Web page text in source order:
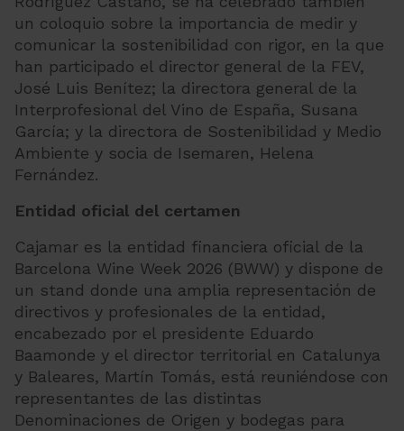
un coloquio sobre la importancia de medir y
comunicar la sostenibilidad con rigor, en la que
han participado el director general de la FEV,
José Luis Benítez; la directora general de la
Interprofesional del Vino de España, Susana
García; y la directora de Sostenibilidad y Medio
Ambiente y socia de Isemaren, Helena
Fernández.
Entidad oficial del certamen
Cajamar es la entidad financiera oficial de la
Barcelona Wine Week 2026 (BWW) y dispone de
un stand donde una amplia representación de
directivos y profesionales de la entidad,
encabezado por el presidente Eduardo
Baamonde y el director territorial en Catalunya
y Baleares, Martín Tomás, está reuniéndose con
representantes de las distintas
Denominaciones de Origen y bodegas para